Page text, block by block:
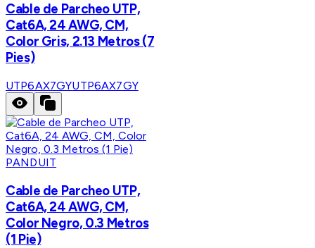
Cable de Parcheo UTP,
Cat6A, 24 AWG, CM,
Color Gris, 2.13 Metros (7
Pies)
UTP6AX7GYUTP6AX7GY
PANDUIT
Cable de Parcheo UTP,
Cat6A, 24 AWG, CM,
Color Negro, 0.3 Metros
(1 Pie)